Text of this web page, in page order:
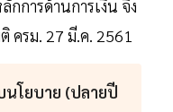
การด้านการเงิน จึง
ครม. 27 มี.ค. 2561
นโยบาย (ปลายปี